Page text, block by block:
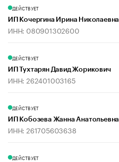
ДЕЙСТВУЕТ
ИП Кочергина Ирина Николаевна
ИНН: 080901302600
ДЕЙСТВУЕТ
ИП Тухтарян Давид Жорикович
ИНН: 262401003165
ДЕЙСТВУЕТ
ИП Кобозева Жанна Анатольевна
ИНН: 261705603638
ДЕЙСТВУЕТ